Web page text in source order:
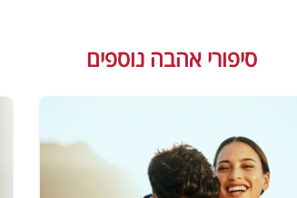
סיפורי אהבה נוספים